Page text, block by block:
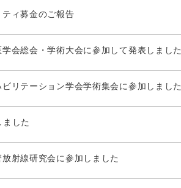
ィ募金のご報告
会総会・学術大会に参加して発表しました
リテーション学会学術集会に参加しました
ました
射線研究会に参加しました